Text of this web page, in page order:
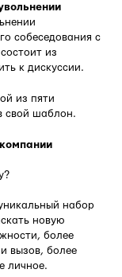
собеседования с
из
к дискуссии.
из пяти
свой шаблон.
набор
новую
более
вызов, более
личное.